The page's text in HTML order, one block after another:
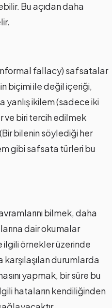
Bu açıdan daha
fallacy) safsatalar
biçimi ile değil içeriği,
yanlış ikilem (sadece iki
biri tercih edilmek
bilenin söylediği her
gibi safsata türleri bu
bilmek, daha
dair okumalar
örnekler üzerinde
durumlarda
yapmak, bir süre bu
hataların kendiliğinden